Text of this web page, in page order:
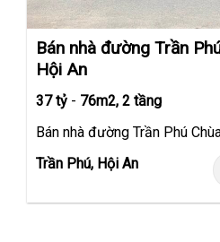
Bán nhà đường Trần
Hội An
37 tỷ - 76m2, 2 tầng
Bán nhà đường Trần Phú
Trần Phú, Hội An